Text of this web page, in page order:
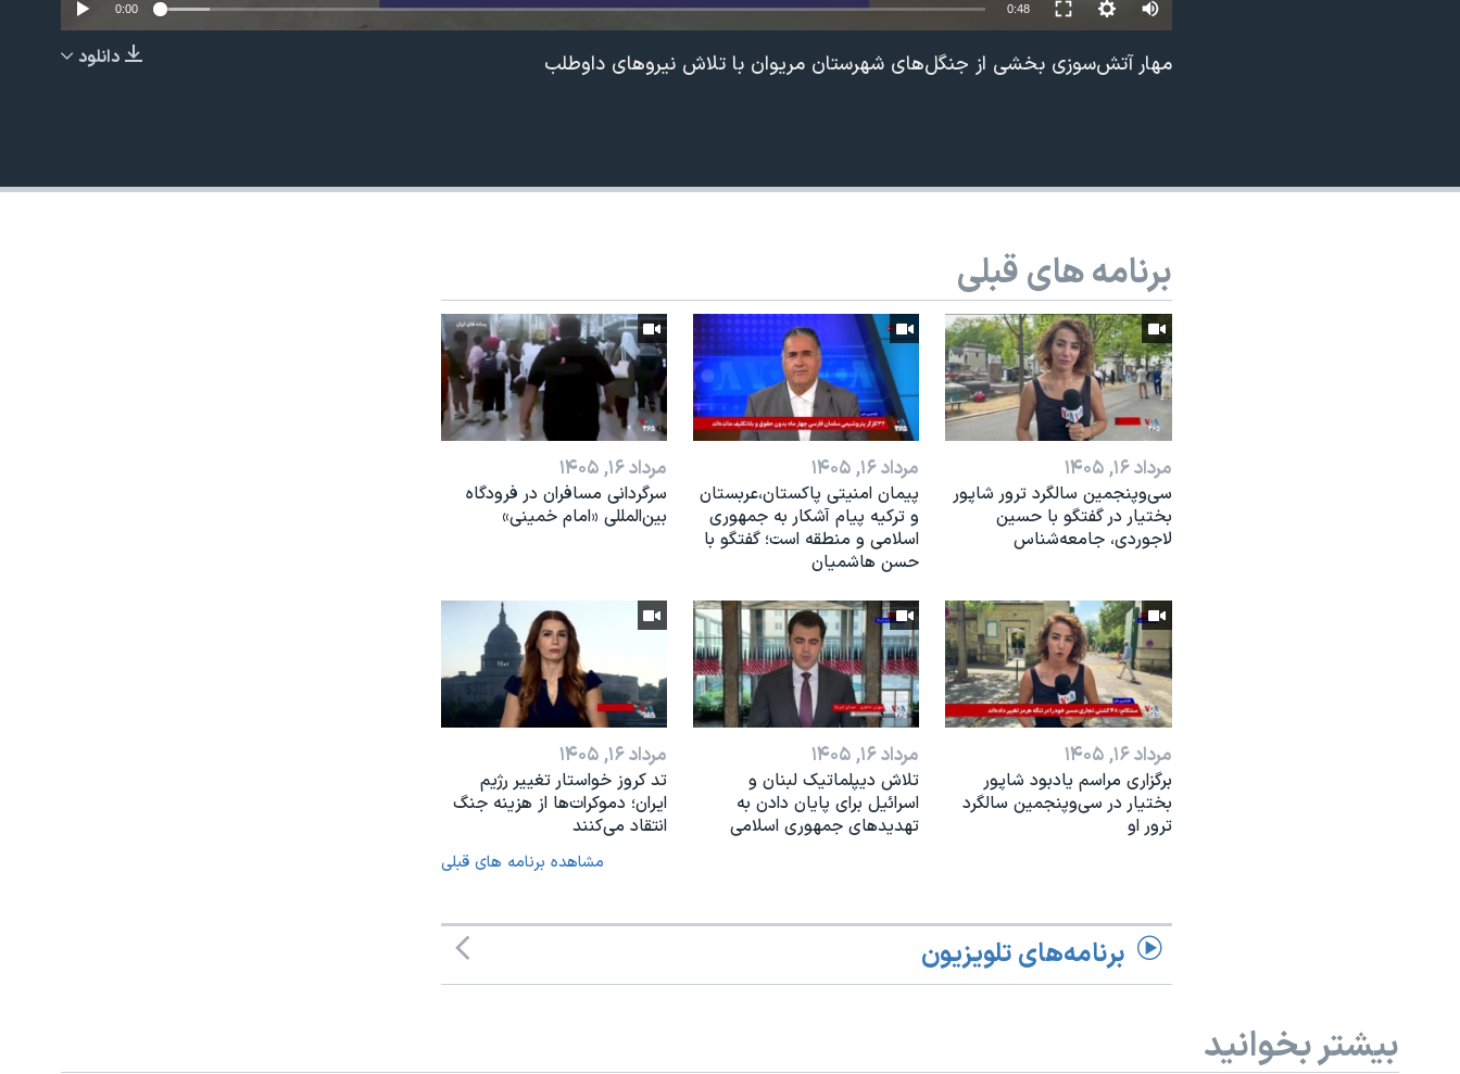
EMBED
0:00 0:48
دانلود مهار آتش‌سوزی بخشی از جنگل‌های شهرستان مریوان با تلاش نیروهای داوطلب
برنامه های قبلی
مرداد ۱۶, ۱۴۰۵
سی‌وپنجمین سالگرد ترور شاپور
بختیار در گفتگو با حسین
لاجوردی، جامعه‌شناس
مرداد ۱۶, ۱۴۰۵
پیمان امنیتی پاکستان،عربستان
و ترکیه پیام آشکار به جمهوری
اسلامی و منطقه است؛ گفتگو با
حسن هاشمیان
مرداد ۱۶, ۱۴۰۵
سرگردانی مسافران در فرودگاه
بین‌المللی «امام خمینی»
مرداد ۱۶, ۱۴۰۵
برگزاری مراسم یادبود شاپور
بختیار در سی‌وپنجمین سالگرد
ترور او
مرداد ۱۶, ۱۴۰۵
تلاش دیپلماتیک لبنان و
اسرائیل برای پایان دادن بە
تهدیدهای جمهوری اسلامی
مرداد ۱۶, ۱۴۰۵
تد کروز خواستار تغییر رژیم
ایران؛ دموکرات‌ها از هزینه جنگ
انتقاد می‌کنند
مشاهده برنامه های قبلی
برنامه‌های تلویزیون
بیشتر بخوانید